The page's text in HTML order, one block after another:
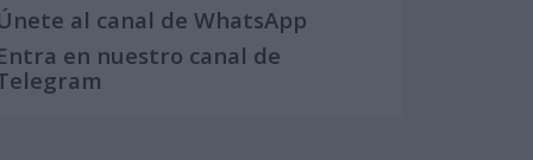
al canal de WhatsApp
en nuestro canal de